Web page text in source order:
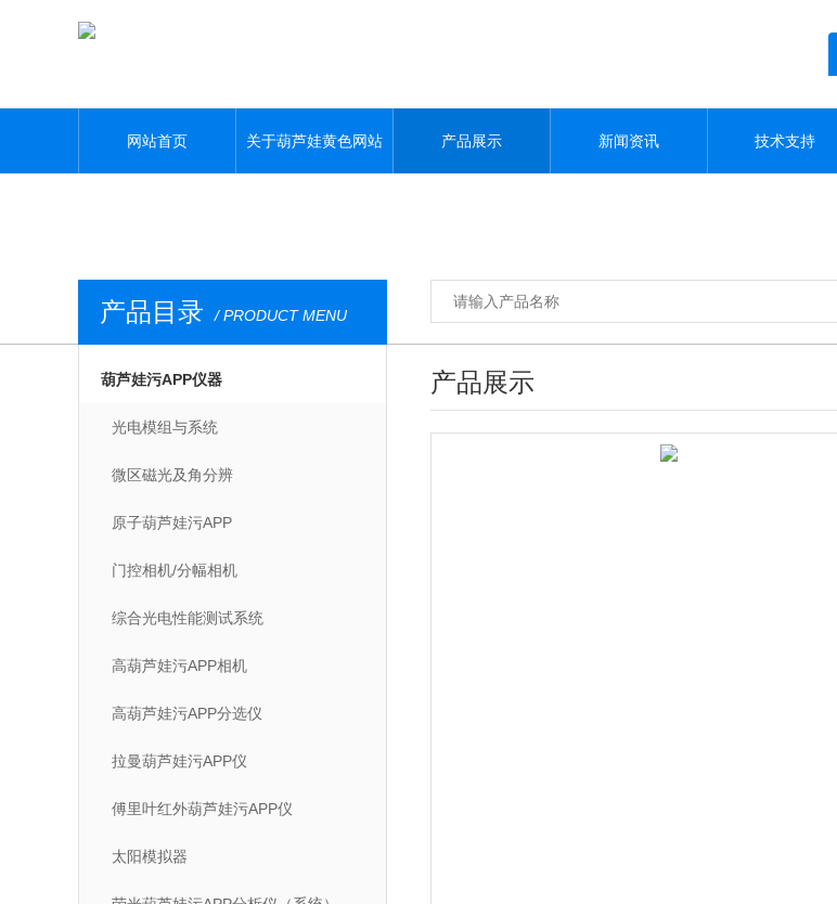
网站首页 关于葫芦娃黄色网站 产品展示 新闻资讯 技术支持
产品目录 / PRODUCT MENU
葫芦娃污APP仪器
光电模组与系统
微区磁光及角分辨
原子葫芦娃污APP
门控相机/分幅相机
综合光电性能测试系统
高葫芦娃污APP相机
高葫芦娃污APP分选仪
拉曼葫芦娃污APP仪
傅里叶红外葫芦娃污APP仪
太阳模拟器
产品展示